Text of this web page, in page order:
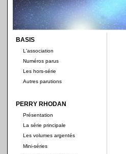
BASIS
L'association
Numéros parus
Les hors-série
Autres parutions
PERRY RHODAN
Présentation
La série principale
Les volumes argentés
Mini-séries